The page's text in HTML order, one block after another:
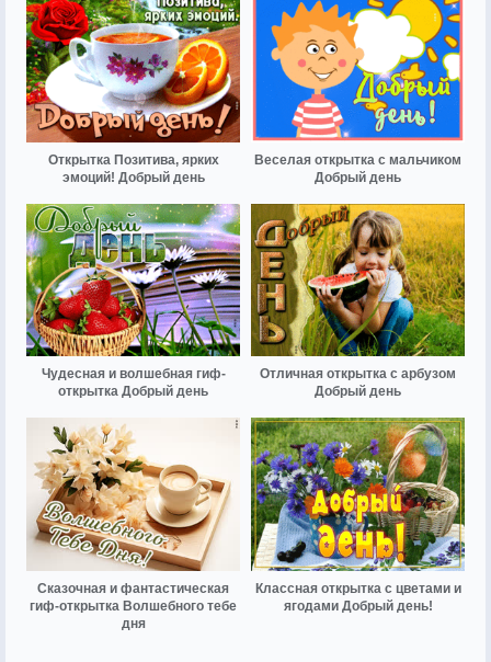
Открытка Позитива, ярких
эмоций! Добрый день
Веселая открытка с мальчиком
Добрый день
Чудесная и волшебная гиф-
открытка Добрый день
Отличная открытка с арбузом
Добрый день
Сказочная и фантастическая
гиф-открытка Волшебного тебе
дня
Классная открытка с цветами и
ягодами Добрый день!